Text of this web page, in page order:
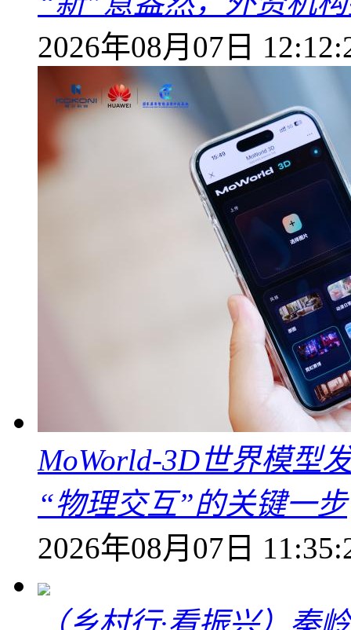
2026年08月07日
MoWorld-3D世界模型
“物理交互”的关键一步
2026年08月07日
（乡村行·看振兴）秦